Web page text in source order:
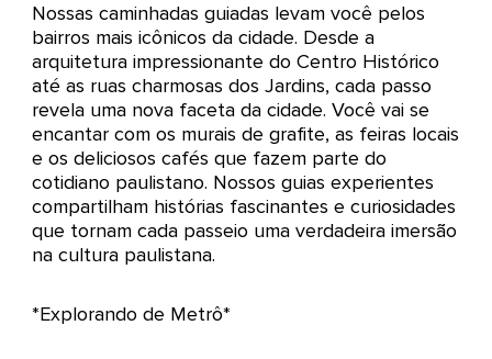
Nossas caminhadas guiadas levam você pelos
bairros mais icônicos da cidade. Desde a
arquitetura impressionante do Centro Histórico
até as ruas charmosas dos Jardins, cada passo
revela uma nova faceta da cidade. Você vai se
encantar com os murais de grafite, as feiras locais
e os deliciosos cafés que fazem parte do
cotidiano paulistano. Nossos guias experientes
compartilham histórias fascinantes e curiosidades
que tornam cada passeio uma verdadeira imersão
na cultura paulistana.
*Explorando de Metrô*